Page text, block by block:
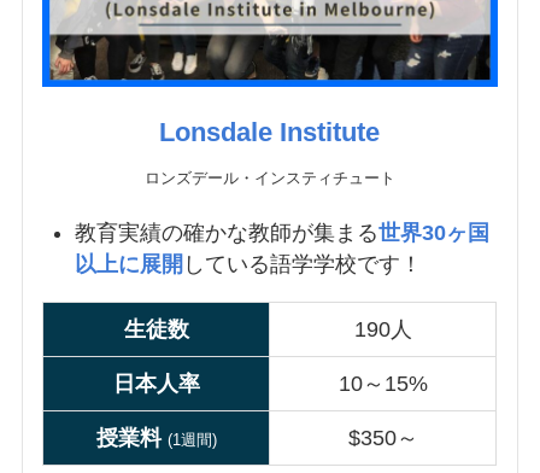
Lonsdale Institute
ロンズデール・インスティチュート
教育実績の確かな教師が集まる世界30ヶ国
以上に展開 している語学学校です！
生徒数 190人
日本人率 10～15%
授業料 (1週間) $350～